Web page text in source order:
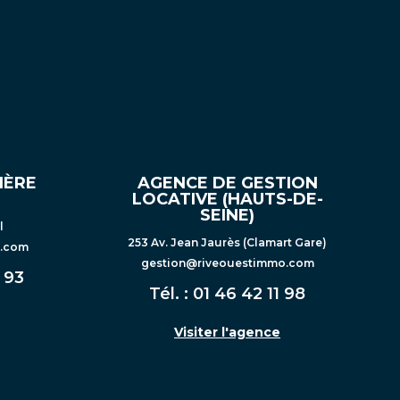
93
AGENCE DE GESTION
LOCATIVE (HAUTS-DE-
SEINE)
253 Av. Jean Jaurès (Clamart Gare)
gestion@riveouestimmo.com
Tél. : 01 46 42 11 98
Visiter l'agence